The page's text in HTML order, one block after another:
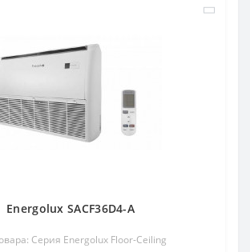
Energolux SACF36D4-A
Серия Energolux Floor-Ceiling